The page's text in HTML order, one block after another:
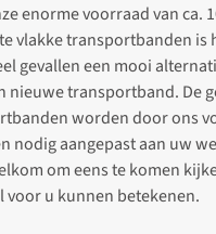
enorme voorraad van ca.
vlakke transportbanden is
gevallen een mooi
nieuwe transportband. De
worden door ons
nodig aangepast aan uw
om eens te komen
voor u kunnen betekenen.